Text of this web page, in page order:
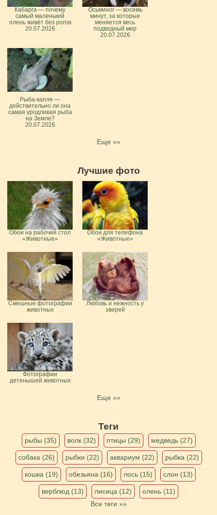
Кабарга — почему
самый маленький
олень живёт без рогов
20.07.2026
Осьминог — восемь
минут, за которые
меняется весь
подводный мир
20.07.2026
Рыба-капля —
действительно ли она
самая уродливая рыба
на Земле?
20.07.2026
Еще »»
Лучшие фото
Обои на рабочий стол
«Животные»
Обои для телефона
«Животные»
Смешные фотографии
животных
Любовь и нежность у
зверей
Фотографии
детенышей животных
Еще »»
Теги
рыбы (35) волк (32) птицы (29) медведь (27)
собака (26) рыбки (22) аквариум (22) рыбка (22)
кошка (19) обезьяна (16) лось (15) слон (13)
верблюд (13) лисица (12)
олень (11)
Все теги »»